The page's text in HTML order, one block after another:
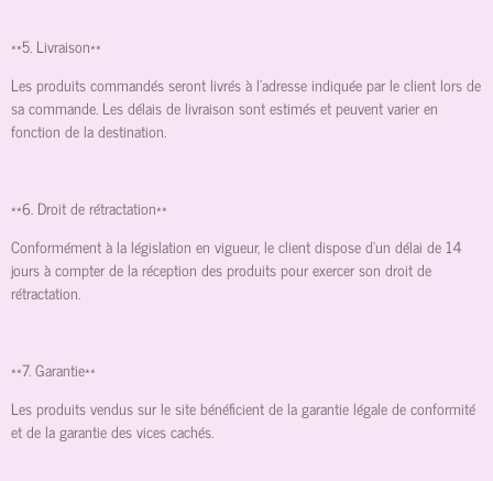
**5. Livraison**
Les produits commandés seront livrés à l'adresse indiquée par le client lors de
sa commande. Les délais de livraison sont estimés et peuvent varier en
fonction de la destination.
**6. Droit de rétractation**
Conformément à la législation en vigueur, le client dispose d'un délai de 14
jours à compter de la réception des produits pour exercer son droit de
rétractation.
**7. Garantie**
Les produits vendus sur le site bénéficient de la garantie légale de conformité
et de la garantie des vices cachés.